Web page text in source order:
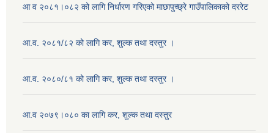
आ व २०८१।०८२ को लागि निर्धारण गरिएको माछापुच्छ्रे गाउँपालिकाको दररेट
आ.व. २०८१/८२ को लागि कर, शुल्क तथा दस्तुर ।
आ.व. २०८०/८१ को लागि कर, शुल्क तथा दस्तुर ।
आ.व २०७९।०८० का लागि कर, शुल्क तथा दस्तुर